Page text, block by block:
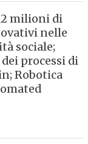
milioni di
nelle
sociale;
processi di
Robotica